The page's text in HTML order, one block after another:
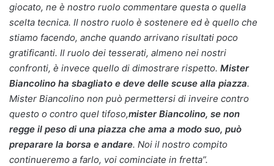
giocato, ne è nostro ruolo commentare questa o quella
scelta tecnica. Il nostro ruolo è sostenere ed è quello che
stiamo facendo, anche quando arrivano risultati poco
gratificanti. Il ruolo dei tesserati, almeno nei nostri
confronti, è invece quello di dimostrare rispetto. Mister
Biancolino ha sbagliato e deve delle scuse alla piazza.
Mister Biancolino non può permettersi di inveire contro
questo o contro quel tifoso,mister Biancolino, se non
regge il peso di una piazza che ama a modo suo, può
preparare la borsa e andare. Noi il nostro compito
continueremo a farlo, voi cominciate in fretta”.